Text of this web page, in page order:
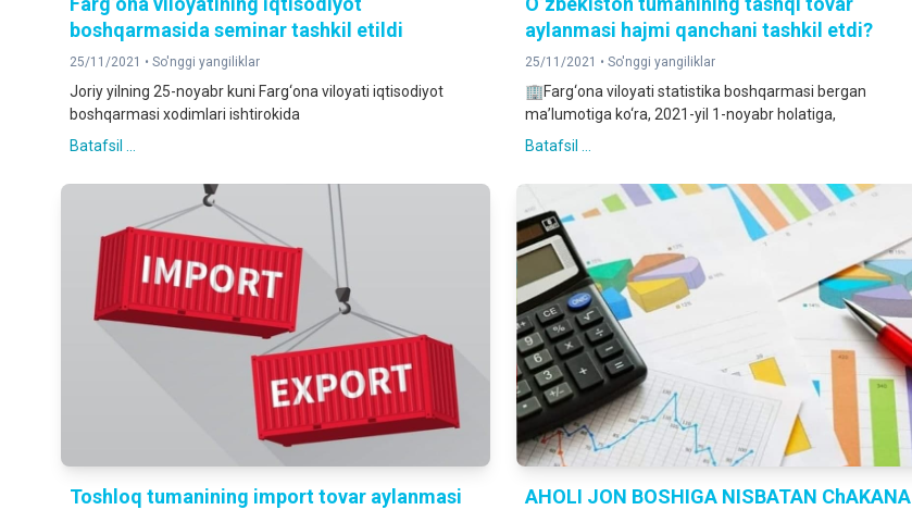
boshqarmasida seminar tashkil etildi
25/11/2021 • So'nggi yangiliklar
Joriy yilning 25-noyabr kuni Farg‘ona viloyati iqtisodiyot
boshqarmasi xodimlari ishtirokida
Batafsil ...
aylanmasi hajmi qanchani tashkil etdi?
25/11/2021 • So'nggi yangiliklar
🏢Farg‘ona viloyati statistika boshqarmasi bergan
ma’lumotiga ko‘ra, 2021-yil 1-noyabr holatiga,
Batafsil ...
Toshloq tumanining import tovar aylanmasi
AHOLI JON BOSHIGA NISBATAN ChAKANA